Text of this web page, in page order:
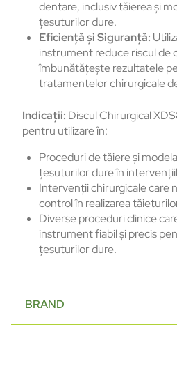
dentare, inclusiv tăierea și
țesuturilor dure.
Eficiență și Siguranță:
instrument reduce riscul de
îmbunătățește rezultatele
tratamentelor chirurgicale
Indicații: Discul Chirurgical
pentru utilizare în:
Proceduri de tăiere și
țesuturilor dure în
Intervenții chirurgicale care
control în realizarea
Diverse proceduri clinice
instrument fiabil și precis
țesuturilor dure.
BRAND